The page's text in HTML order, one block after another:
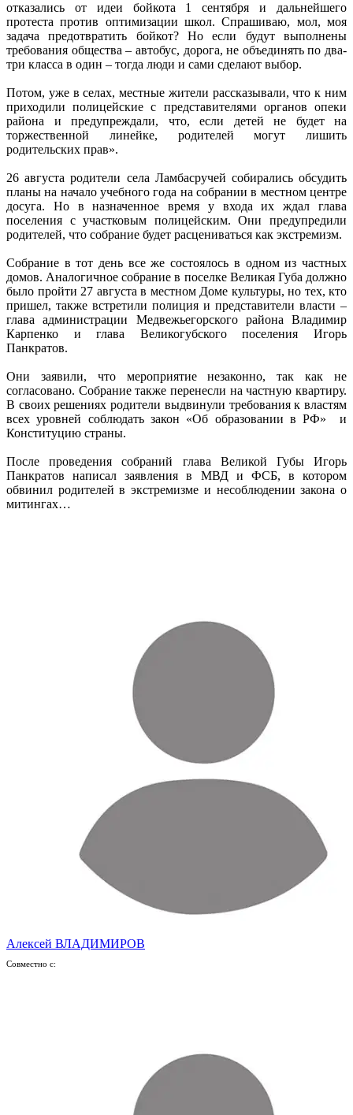
отказались от идеи бойкота 1 сентября и дальнейшего
протеста против оптимизации школ. Спрашиваю, мол, моя
задача предотвратить бойкот? Но если будут выполнены
требования общества – автобус, дорога, не объединять по два-
три класса в один – тогда люди и сами сделают выбор.
Потом, уже в селах, местные жители рассказывали, что к ним
приходили полицейские с представителями органов опеки
района и предупреждали, что, если детей не будет на
торжественной линейке, родителей могут лишить
родительских прав».
26 августа родители села Ламбасручей собирались обсудить
планы на начало учебного года на собрании в местном центре
досуга. Но в назначенное время у входа их ждал глава
поселения с участковым полицейским. Они предупредили
родителей, что собрание будет расцениваться как экстремизм.
Собрание в тот день все же состоялось в одном из частных
домов. Аналогичное собрание в поселке Великая Губа должно
было пройти 27 августа в местном Доме культуры, но тех, кто
пришел, также встретили полиция и представители власти –
глава администрации Медвежьегорского района Владимир
Карпенко и глава Великогубского поселения Игорь
Панкратов.
Они заявили, что мероприятие незаконно, так как не
согласовано. Собрание также перенесли на частную квартиру.
В своих решениях родители выдвинули требования к властям
всех уровней соблюдать закон «Об образовании в РФ» и
Конституцию страны.
После проведения собраний глава Великой Губы Игорь
Панкратов написал заявления в МВД и ФСБ, в котором
обвинил родителей в экстремизме и несоблюдении закона о
митингах…
Алексей ВЛАДИМИРОВ
Совместно с: